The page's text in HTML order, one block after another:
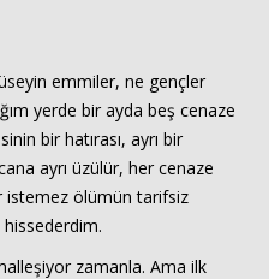
emmiler, ne gençler
yerde bir ayda beş cenaze
bir hatırası, ayrı bir
ayrı üzülür, her cenaze
istemez ölümün tarifsiz
hissederdim.
zamanla. Ama ilk